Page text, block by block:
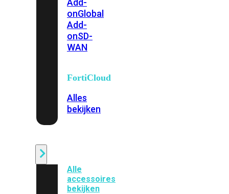
Add-
onGlobal
Add-
onSD-
WAN
FortiCloud
Alles
bekijken
Alle
accessoires
bekijken